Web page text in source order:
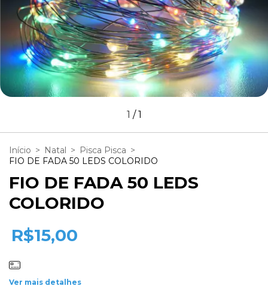
1 /1
Início > Natal > Pisca Pisca >
FIO DE FADA 50 LEDS COLORIDO
FIO DE FADA 50 LEDS
COLORIDO
R$15,00
Ver mais detalhes